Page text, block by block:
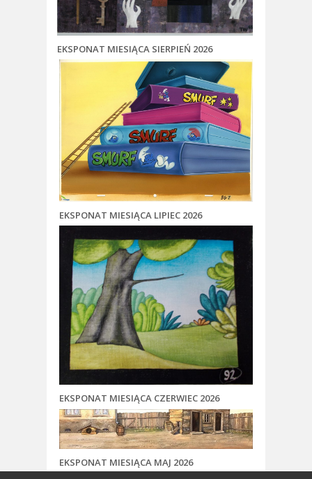
EKSPONAT MIESIĄCA SIERPIEŃ 2026
EKSPONAT MIESIĄCA LIPIEC 2026
EKSPONAT MIESIĄCA CZERWIEC 2026
EKSPONAT MIESIĄCA MAJ 2026